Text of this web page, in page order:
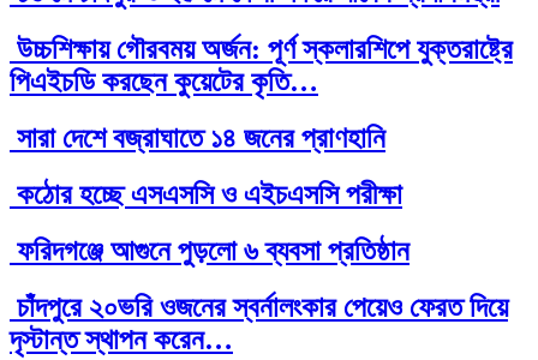
উচ্চশিক্ষায় গৌরবময় অর্জন: পূর্ণ স্কলারশিপে যুক্তরাষ্ট্রে
পিএইচডি করছেন কুয়েটের কৃতি…
সারা দেশে বজ্রাঘাতে ১৪ জনের প্রাণহানি
কঠোর হচ্ছে এসএসসি ও এইচএসসি পরীক্ষা
ফরিদগঞ্জে আগুনে পুড়লো ৬ ব্যবসা প্রতিষ্ঠান
চাঁদপুরে ২০ভরি ওজনের স্বর্নালংকার পেয়েও ফেরত দিয়ে
দৃস্টান্ত স্থাপন করেন…